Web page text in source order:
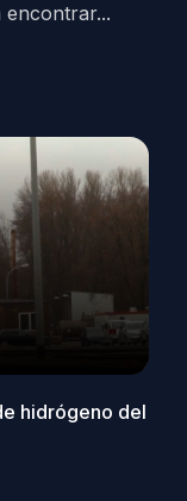
encontrar...
hidrógeno del